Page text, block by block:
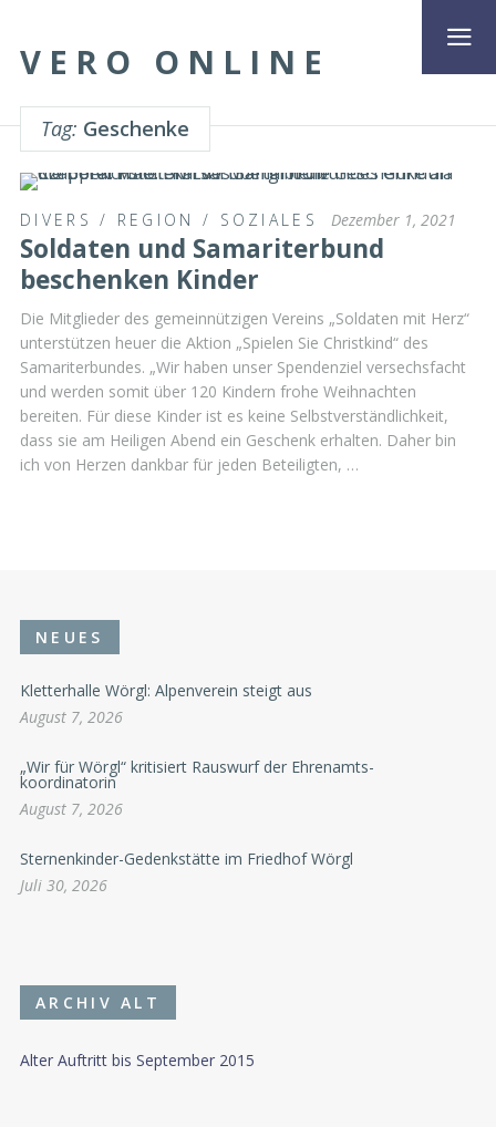
VERO ONLINE
Tag: Geschenke
DIVERS / REGION / SOZIALES Dezember 1, 2021
Soldaten und Samariterbund
beschenken Kinder
Die Mitglieder des gemeinnützigen Vereins „Soldaten mit Herz“
unterstützen heuer die Aktion „Spielen Sie Christkind“ des
Samariterbundes. „Wir haben unser Spendenziel versechsfacht
und werden somit über 120 Kindern frohe Weihnachten
bereiten. Für diese Kinder ist es keine Selbstverständlichkeit,
dass sie am Heiligen Abend ein Geschenk erhalten. Daher bin
ich von Herzen dankbar für jeden Beteiligten, …
NEUES
Kletterhalle Wörgl: Alpenverein steigt aus
August 7, 2026
„Wir für Wörgl“ kritisiert Rauswurf der Ehrenamts-
koordinatorin
August 7, 2026
Sternenkinder-Gedenkstätte im Friedhof Wörgl
Juli 30, 2026
ARCHIV ALT
Alter Auftritt bis September 2015